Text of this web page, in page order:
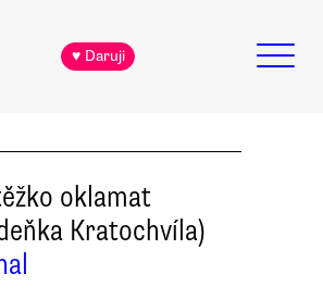
♥ Daruji
oklamat
Kratochvíla)